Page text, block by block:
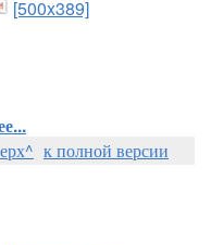
[500x389]
к полной версии